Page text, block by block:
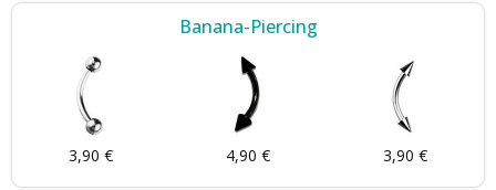
Banana-Piercing
3,90 € 4,90 € 3,90 €